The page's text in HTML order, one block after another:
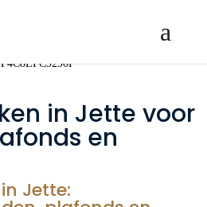
in Jette voor
en
Jette: